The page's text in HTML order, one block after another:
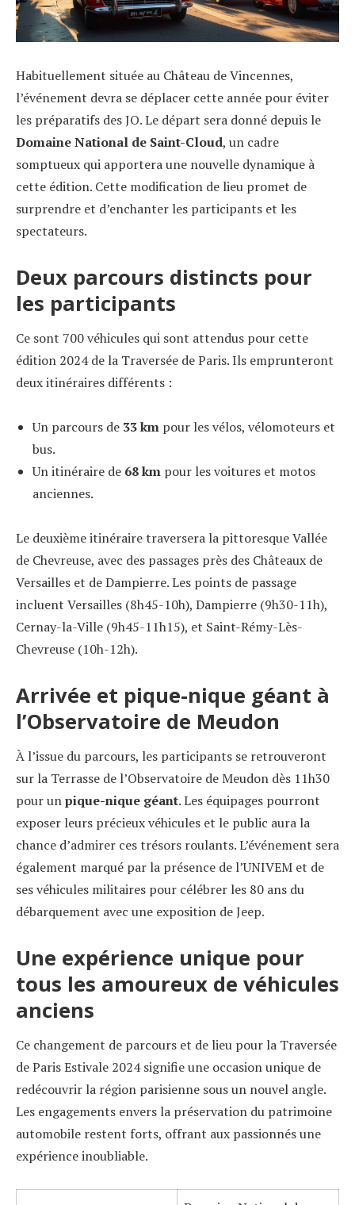
Habituellement située au Château de Vincennes,
l’événement devra se déplacer cette année pour éviter
les préparatifs des JO. Le départ sera donné depuis le
Domaine National de Saint-Cloud, un cadre
somptueux qui apportera une nouvelle dynamique à
cette édition. Cette modification de lieu promet de
surprendre et d’enchanter les participants et les
spectateurs.
Deux parcours distincts pour
les participants
Ce sont 700 véhicules qui sont attendus pour cette
édition 2024 de la Traversée de Paris. Ils emprunteront
deux itinéraires différents :
Un parcours de 33 kmpour les vélos, vélomoteurs et
bus.
Un itinéraire de 68 kmpour les voitures et motos
anciennes.
Le deuxième itinéraire traversera la pittoresque Vallée
de Chevreuse, avec des passages près des Châteaux de
Versailles et de Dampierre. Les points de passage
incluent Versailles (8h45-10h), Dampierre (9h30-11h),
Cernay-la-Ville (9h45-11h15), et Saint-Rémy-Lès-
Chevreuse (10h-12h).
Arrivée et pique-nique géant à
l’Observatoire de Meudon
À l’issue du parcours, les participants se retrouveront
sur la Terrasse de l’Observatoire de Meudon dès 11h30
pour unpique-nique géant. Les équipages pourront
exposer leurs précieux véhicules et le public aura la
chance d’admirer ces trésors roulants. L’événement sera
également marqué par la présence de l’UNIVEM et de
ses véhicules militaires pour célébrer les 80 ans du
débarquement avec une exposition de Jeep.
Une expérience unique pour
tous les amoureux de véhicules
anciens
Ce changement de parcours et de lieu pour la Traversée
de Paris Estivale 2024 signifie une occasion unique de
redécouvrir la région parisienne sous un nouvel angle.
Les engagements envers la préservation du patrimoine
automobile restent forts, offrant aux passionnés une
expérience inoubliable.